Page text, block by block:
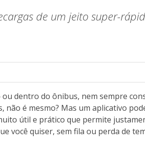
de um jeito super-
dentro do ônibus, nem sempre
não é mesmo? Mas um aplicativo
útil e prático que permite
você quiser, sem fila ou perda de